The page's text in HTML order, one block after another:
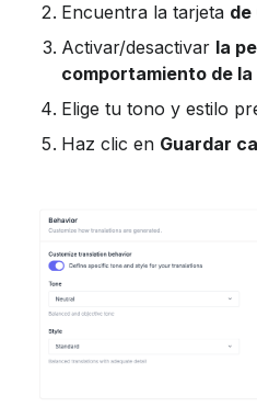
Encuentra la tarjeta de
Activar/desactivar la
comportamiento de
Elige tu tono y estilo
Haz clic en Guardar